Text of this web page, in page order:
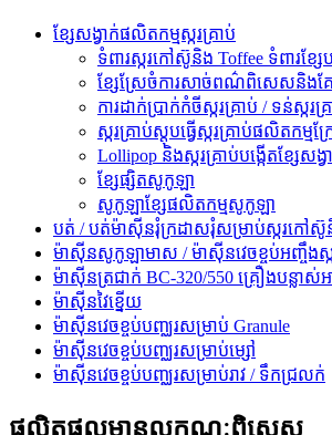
ខ្សែសង្វាក់ផលិតកម្មស្ករគ្រាប់
ទំពារស្ករកៅស៊ូនិង Toffee ទំពារខ្ស
ខ្សែស្រែចំការសាច់ពណ៌ពិសេសនិងគ
ការដាក់ប្រាក់កំចីស្ករគ្រាប់ / ទន់ស្ករគ្
ស្ករគ្រាប់ស្តុបធ្វើស្ករគ្រាប់ផលិតកម្មក្រ
Lollipop និងស្ករគ្រាប់បង្កើតខ្សែសង្
ខ្សែផ្សិតសូកូឡា
សូកូឡាខ្សែផលិតកម្មសូកូឡា
បត់ / បត់ម៉ាស៊ីនរុំក្រដាសរុំសម្រាប់ស្ករកៅស៊ូនិ
ម៉ាស៊ីនសូកូឡាមាស / ម៉ាស៊ីនវេចខ្ចប់អញ្ចឹង
ម៉ាស៊ីនត្រជាក់ BC-320/550 គ្រឿងបន្លាស់អ
ម៉ាស៊ីនវៃខ្នើយ
ម៉ាស៊ីនវេចខ្ចប់បញ្ឈរសម្រាប់ Granule
ម៉ាស៊ីនវេចខ្ចប់បញ្ឈរសម្រាប់ម្សៅ
ម៉ាស៊ីនវេចខ្ចប់បញ្ឈរសម្រាប់រាវ / ទឹកជ្រលក់
ផលិតផលមានលក្ខណៈពិសេស